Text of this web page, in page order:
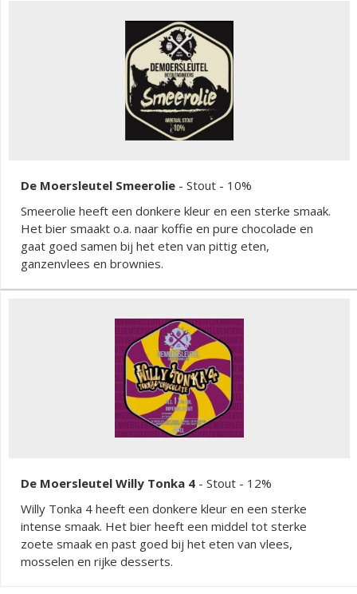
De Moersleutel Smeerolie - Stout - 10%
Smeerolie heeft een donkere kleur en een sterke smaak.
Het bier smaakt o.a. naar koffie en pure chocolade en
gaat goed samen bij het eten van pittig eten,
ganzenvlees en brownies.
De Moersleutel Willy Tonka 4 - Stout - 12%
Willy Tonka 4 heeft een donkere kleur en een sterke
intense smaak. Het bier heeft een middel tot sterke
zoete smaak en past goed bij het eten van vlees,
mosselen en rijke desserts.